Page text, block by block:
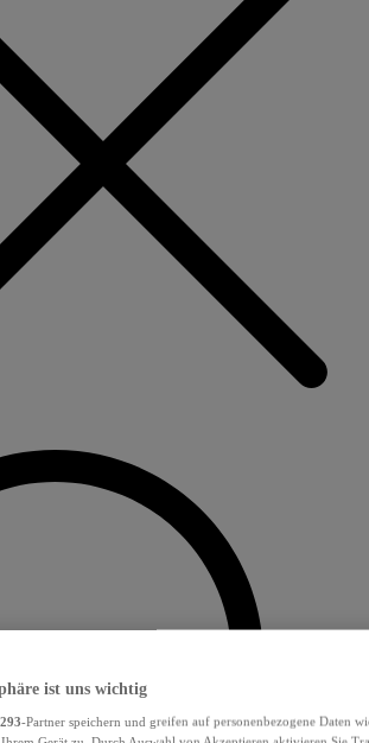
ist uns wichtig
293-Partner speichern und greifen auf personenbezogene Daten